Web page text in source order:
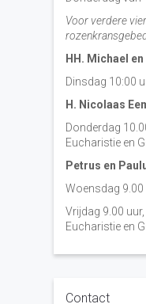
Voor verdere
HH. Michael
Dinsdag 10:00
H. Nicolaas
Donderdag
Eucharistie en
Petrus en
Woensdag 9.00
Vrijdag 9.00
Eucharistie en
Contact